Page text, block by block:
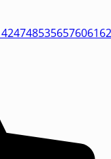
424748535657606162